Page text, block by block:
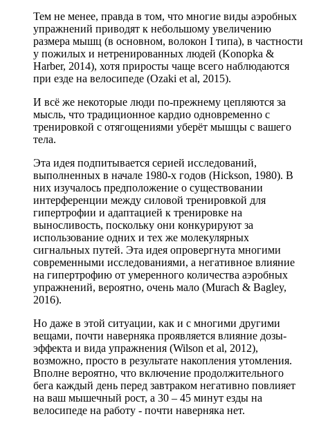
Тем не менее, правда в том, что многие виды аэробных
упражнений приводят к небольшому увеличению
размера мышц (в основном, волокон I типа), в частности
у пожилых и нетренированных людей (Konopka &
Harber, 2014), хотя приросты чаще всего наблюдаются
при езде на велосипеде (Ozaki et al, 2015).
И всё же некоторые люди по-прежнему цепляются за
мысль, что традиционное кардио одновременно с
тренировкой с отягощениями уберёт мышцы с вашего
тела.
Эта идея подпитывается серией исследований,
выполненных в начале 1980-х годов (Hickson, 1980). В
них изучалось предположение о существовании
интерференции между силовой тренировкой для
гипертрофии и адаптацией к тренировке на
выносливость, поскольку они конкурируют за
использование одних и тех же молекулярных
сигнальных путей. Эта идея опровергнута многими
современными исследованиями, а негативное влияние
на гипертрофию от умеренного количества аэробных
упражнений, вероятно, очень мало (Murach & Bagley,
2016).
Но даже в этой ситуации, как и с многими другими
вещами, почти наверняка проявляется влияние дозы-
эффекта и вида упражнения (Wilson et al, 2012),
возможно, просто в результате накопления утомления.
Вполне вероятно, что включение продолжительного
бега каждый день перед завтраком негативно повлияет
на ваш мышечный рост, а 30 – 45 минут езды на
велосипеде на работу - почти наверняка нет.